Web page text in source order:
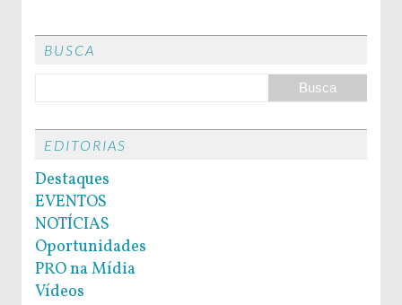
BUSCA
EDITORIAS
Destaques
EVENTOS
NOTÍCIAS
Oportunidades
PRO na Mídia
Vídeos